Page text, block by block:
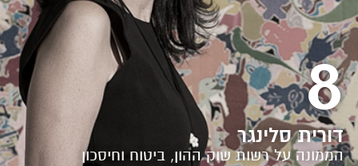
8
דורית סלינגר
הממונה על רשות שוק ההון, ביטוח וחיסכון